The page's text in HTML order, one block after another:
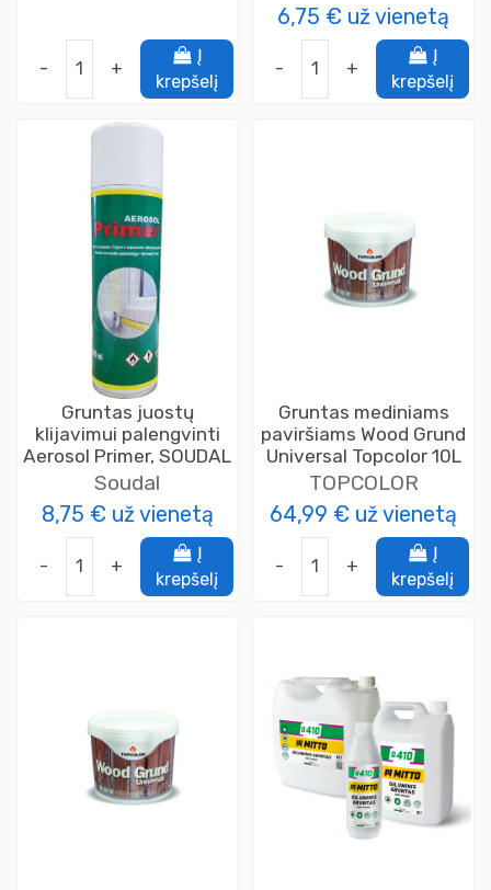
- +
Į
krepšelį
6,75 € už vienetą
- +
Į
krepšelį
Gruntas juostų
klijavimui palengvinti
Aerosol Primer, SOUDAL
Soudal
8,75 € už vienetą
- +
Į
krepšelį
Gruntas mediniams
paviršiams Wood Grund
Universal Topcolor 10L
TOPCOLOR
64,99 € už vienetą
- +
Į
krepšelį